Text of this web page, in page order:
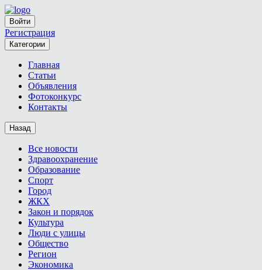
Войти
Регистрация
Категории
Главная
Статьи
Объявления
Фотоконкурс
Контакты
Назад
Все новости
Здравоохранение
Образование
Спорт
Город
ЖКХ
Закон и порядок
Культура
Люди с улицы
Общество
Регион
Экономика